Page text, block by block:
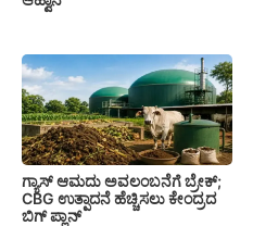
ಗ್ಯಾಸ್ ಆಮದು ಅವಲಂಬನೆಗೆ ಬ್ರೇಕ್;
CBG ಉತ್ಪಾದನೆ ಹೆಚ್ಚಿಸಲು ಕೇಂದ್ರದ
ಬಿಗ್ ಪ್ಲಾನ್